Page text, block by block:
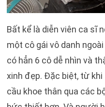
Bất kể là diễn viên ca sĩ
một cô gái vô danh
có hẳn 6 cô dễ nhìn và
xinh đẹp. Đặc biệt, từ
cầu khoe thân qua các